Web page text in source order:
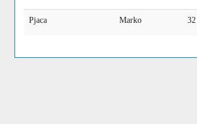
Pjaca Marko 32